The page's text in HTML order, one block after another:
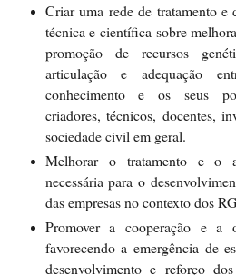
Criar uma rede de tratamento e
técnica e científica sobre
promoção de recursos
articulação e adequação
conhecimento e os seus
criadores, técnicos, docentes,
sociedade civil em geral.
Melhorar o tratamento e o
necessária para o
das empresas no contexto dos
Promover a cooperação e a
favorecendo a emergência de
desenvolvimento e reforço